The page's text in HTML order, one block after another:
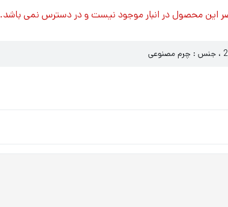
این محصول در انبار موجود نیست و در دسترس نمی باشد.